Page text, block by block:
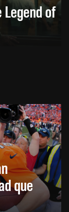
of
que